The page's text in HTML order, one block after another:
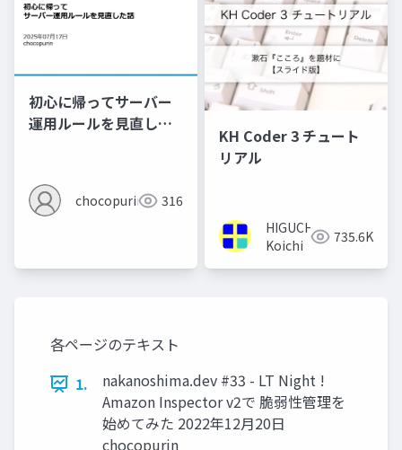
初心に帰ってサーバー
運用ルールを見直した
chocopurin 316
KH Coder 3 チュート
リアル
HIGUCHI
Koichi
735.6K
各ページのテキスト
1.
nakanoshima.dev #33 - LT Night !
Amazon Inspector v2で 脆弱性管理を
始めてみた 2022年12月20日
chocopurin